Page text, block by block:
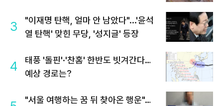
3
"이재명 탄핵, 얼마 안 남았다"...'윤석
열 탄핵' 맞힌 무당, '성지글' 등장
4
태풍 '돌핀'·'찬홈' 한반도 빗겨간다…
예상 경로는?
"서울 여행하는 꿈 뒤 찾아온 행운"…